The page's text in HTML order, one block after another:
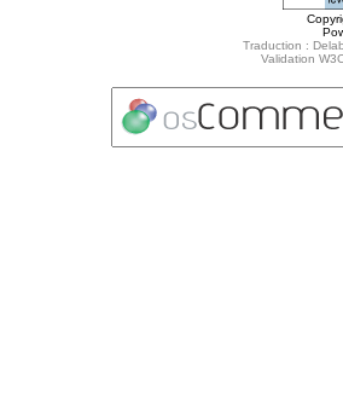
Traduction :
Validation